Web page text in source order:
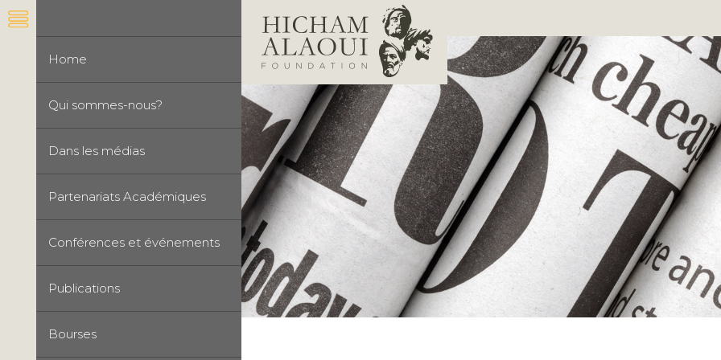
Home
Qui sommes-nous?
Dans les médias
Partenariats Académiques
Conférences et événements
Publications
Bourses